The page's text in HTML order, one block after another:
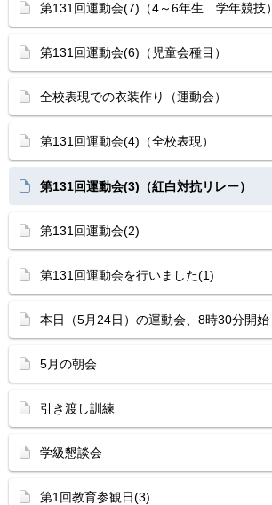
第131回運動会(7)（4～6年生 学年競技）
第131回運動会(6)（児童会種目）
全校表現での衣装作り（運動会）
第131回運動会(4)（全校表現）
第131回運動会(3)（紅白対抗リレー）
第131回運動会(2)
第131回運動会を行いました(1)
本日（5月24日）の運動会、8時30分開始
5月の朝会
引き渡し訓練
学級懇談会
第1回教育参観日(3)